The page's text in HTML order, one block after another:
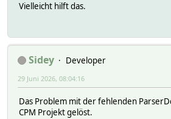
Vielleicht hilft das.
Sidey
Developer
29 Juni 2026, 08:04:16
Das Problem mit der fehlenden
CPM Projekt gelöst.